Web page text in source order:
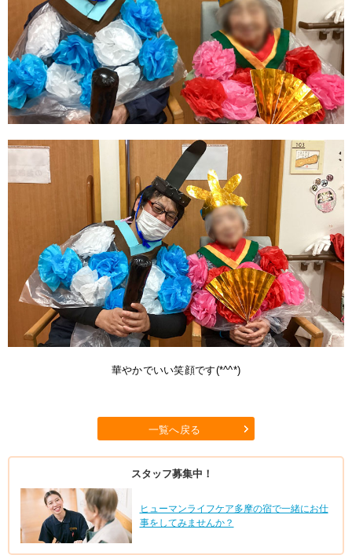
華やかでいい笑顔です(*^^*)
一覧へ戻る
スタッフ募集中！
ヒューマンライフケア多摩の宿で一緒にお仕
事をしてみませんか？